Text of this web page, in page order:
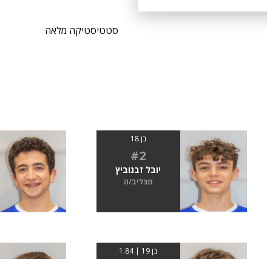
סטטיסטיקה מלאה
בן 18
#2
יובל זבנוביץ
מצליב/ה
בן 19 | 1.84